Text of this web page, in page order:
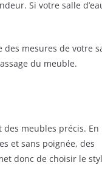
Si votre salle
des mesures de votre
du meuble.
meubles précis. En
et sans poignée, des
donc de choisir le